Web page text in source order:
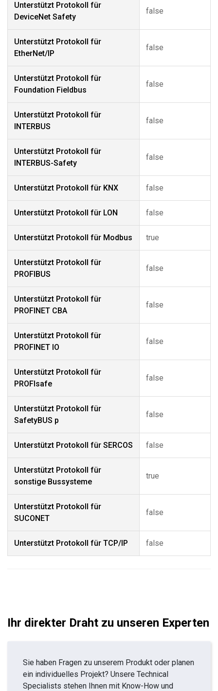
Unterstützt Protokoll für
DeviceNet Safety
false
Unterstützt Protokoll für
EtherNet/IP
false
Unterstützt Protokoll für
Foundation Fieldbus
false
Unterstützt Protokoll für
INTERBUS
false
Unterstützt Protokoll für
INTERBUS-Safety
false
Unterstützt Protokoll für KNX false
Unterstützt Protokoll für LON false
Unterstützt Protokoll für Modbus true
Unterstützt Protokoll für
PROFIBUS
false
Unterstützt Protokoll für
PROFINET CBA
false
Unterstützt Protokoll für
PROFINET IO
false
Unterstützt Protokoll für
PROFIsafe
false
Unterstützt Protokoll für
SafetyBUS p
false
Unterstützt Protokoll für SERCOS false
Unterstützt Protokoll für
sonstige Bussysteme
true
Unterstützt Protokoll für
SUCONET
false
Unterstützt Protokoll für TCP/IP false
Ihr direkter Draht zu unseren Experten
Sie haben Fragen zu unserem Produkt oder planen
ein individuelles Projekt? Unsere Technical
Specialists stehen Ihnen mit Know-How und